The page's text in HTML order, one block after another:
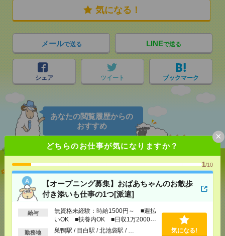
どちらのお仕事が気になりますか？
1/10
【オープニング募集】おばあちゃんのお散歩
付き添いも仕事の1つ[派遣]
給与
無資格未経験：時給1500円～ ■週払
いOK ■扶養内OK ■日収1万2000円
以上
勤務地 巣鴨駅 / 目白駅 / 北池袋駅 / … 気になる!
×
気になる！
メールで送る LINEで送る
シェア ツイート ブックマーク
あなたの閲覧履歴からの
おすすめ
【オープニング募集】おばあちゃんのお散歩付き添
いも仕事の1つ[派遣]
[給 与]無資格未経験：時給1500円～ ■週払い
OK ■扶養内OK ■日収1万2000円以上
[交通費]交通費全額支給
巣鴨駅/目白駅/北池袋駅/…
気になる！